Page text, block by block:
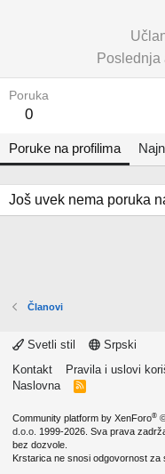
Poslednja
Poruka
0
Poruke na profilima
Još uvek nema poruka
Članovi
Svetli stil
Srpski
Kontakt
Pravila i uslovi
Naslovna
R
Community platform by XenForo®
d.o.o. 1999-2026. Sva prava
bez dozvole.
Krstarica ne snosi odgovornost za